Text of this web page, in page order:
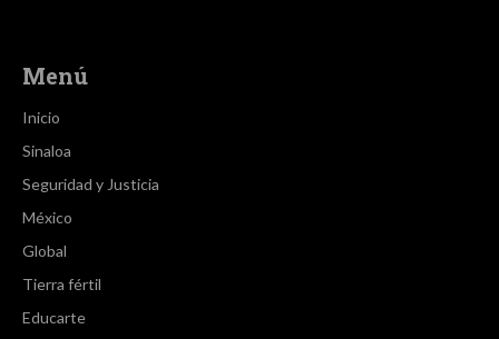
Menú
Inicio
Sinaloa
Seguridad y Justicia
México
Global
Tierra fértil
Educarte